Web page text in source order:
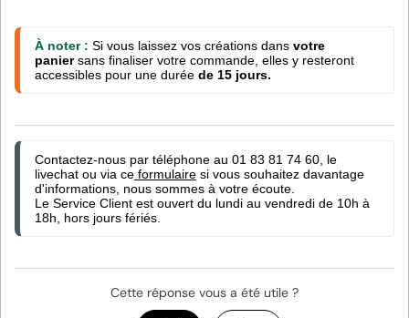
À noter : Si vous laissez vos créations dans votre
panier sans finaliser votre commande, elles y resteront
accessibles pour une durée de 15 jours.
Contactez-nous par téléphone au 01 83 81 74 60, le
livechat ou via ce formulaire si vous souhaitez davantage
d'informations, nous sommes à votre écoute.
Le Service Client est ouvert du lundi au vendredi de 10h à
18h, hors jours fériés.
Cette réponse vous a été utile ?